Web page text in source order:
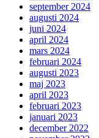
september 2024
augusti 2024
juni 2024
april 2024
mars 2024
februari 2024
augusti 2023
maj 2023
april 2023
februari 2023
januari 2023
december 2022